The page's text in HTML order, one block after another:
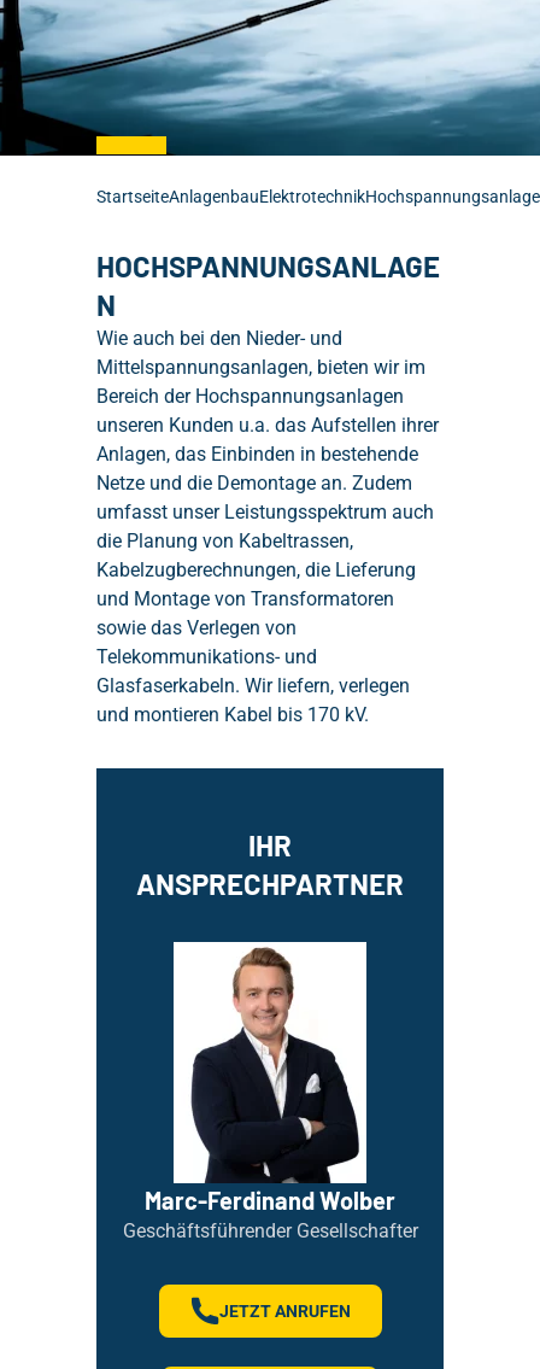
ANSPRECHPARTNER
REFERENZEN
ZERTIFIKATE
KARRIERE
AUSBILDUNG BEI THOMSEN
OFFENE STELLEN
StartseiteAnlagenbauElektrotechnik
HOCHSPANNUNGSANLAGE
N
Wie auch bei den Nieder- und
Mittelspannungsanlagen, bieten wir im
Bereich der Hochspannungsanlagen
unseren Kunden u.a. das Aufstellen ihrer
Anlagen, das Einbinden in bestehende
Netze und die Demontage an. Zudem
umfasst unser Leistungsspektrum auch
die Planung von Kabeltrassen,
Kabelzugberechnungen, die Lieferung
und Montage von Transformatoren
sowie das Verlegen von
Telekommunikations- und
Glasfaserkabeln. Wir liefern, verlegen
und montieren Kabel bis 170 kV.
IHR
ANSPRECHPARTNER
Marc-Ferdinand Wolber
Geschäftsführender Gesellschafter
JETZT ANRUFEN